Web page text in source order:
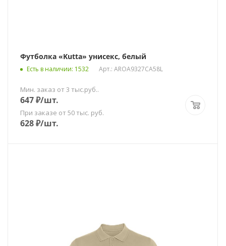
Футболка «Kutta» унисекс, белый
Есть в наличии: 1532 Арт.: AROA9327CA58L
Мин. заказ от 3 тыс.руб..
647₽/шт.
При заказе от 50 тыс. руб.
628₽/шт.